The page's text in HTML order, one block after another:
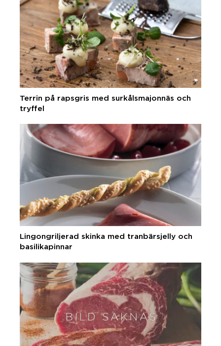
Terrin på rapsgris med surkålsmajonnäs och
tryffel
Lingongriljerad skinka med tranbärsjelly och
basilikapinnar